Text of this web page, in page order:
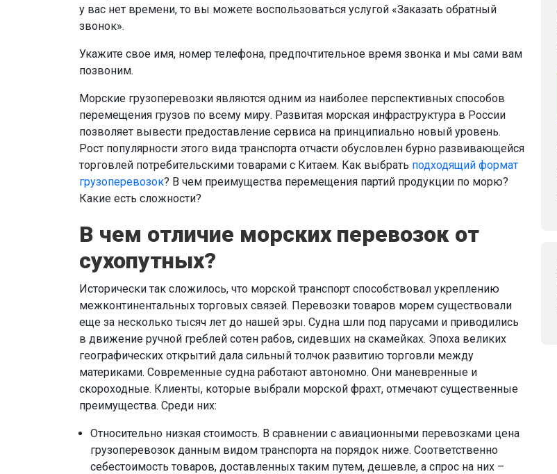
у вас нет времени, то вы можете воспользоваться услугой «Заказать обратный
звонок».
Укажите свое имя, номер телефона, предпочтительное время звонка и мы сами вам
позвоним.
Морские грузоперевозки являются одним из наиболее перспективных способов
перемещения грузов по всему миру. Развитая морская инфраструктура в России
позволяет вывести предоставление сервиса на принципиально новый уровень.
Рост популярности этого вида транспорта отчасти обусловлен бурно развивающейся
торговлей потребительскими товарами с Китаем. Как выбрать подходящий формат
грузоперевозок? В чем преимущества перемещения партий продукции по морю?
Какие есть сложности?
В чем отличие морских перевозок от
сухопутных?
Исторически так сложилось, что морской транспорт способствовал укреплению
межконтинентальных торговых связей. Перевозки товаров морем существовали
еще за несколько тысяч лет до нашей эры. Судна шли под парусами и приводились
в движение ручной греблей сотен рабов, сидевших на скамейках. Эпоха великих
географических открытий дала сильный толчок развитию торговли между
материками. Современные судна работают автономно. Они маневренные и
скороходные. Клиенты, которые выбрали морской фрахт, отмечают существенные
преимущества. Среди них:
Относительно низкая стоимость. В сравнении с авиационными перевозками цена
грузоперевозок данным видом транспорта на порядок ниже. Соответственно
себестоимость товаров, доставленных таким путем, дешевле, а спрос на них –